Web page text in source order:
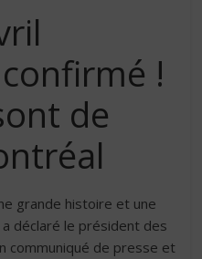
confirmé !
de
grande histoire et une
déclaré le président des
communiqué de presse et